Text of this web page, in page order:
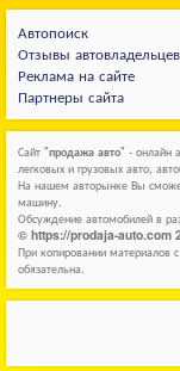
Автопоиск
Отзывы автовладельцев
Реклама на сайте
Партнеры сайта
Сайт "продажа авто" - онлайн
легковых и грузовых авто,
На нашем авторынке Вы
машину.
Обсуждение автомобилей в
© https://prodaja-auto.com
При копировании материалов
обязательна.